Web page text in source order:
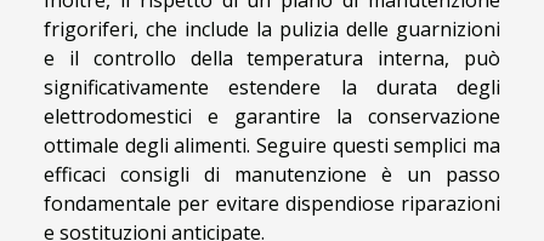
frigoriferi, che include la pulizia delle guarnizioni
e il controllo della temperatura interna, può
significativamente estendere la durata degli
elettrodomestici e garantire la conservazione
ottimale degli alimenti. Seguire questi semplici ma
efficaci consigli di manutenzione è un passo
fondamentale per evitare dispendiose riparazioni
e sostituzioni anticipate.